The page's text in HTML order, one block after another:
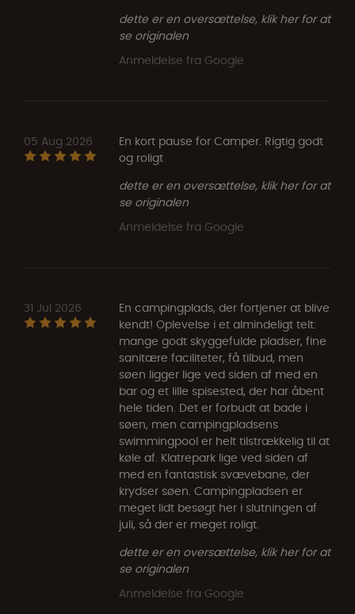
dette er en oversættelse, klik her for at
se originalen
Anmeldelse fra Google
05 Aug 2026
En kort pause for Camper. Rigtig godt
og roligt
dette er en oversættelse, klik her for at
se originalen
Anmeldelse fra Google
31 Jul 2026
En campingplads, der fortjener at blive
kendt! Oplevelse i et almindeligt telt:
mange godt skyggefulde pladser, fine
sanitære faciliteter, få tilbud, men
søen ligger lige ved siden af med en
bar og et lille spisested, der har åbent
hele tiden. Det er forbudt at bade i
søen, men campingpladsens
swimmingpool er helt tilstrækkelig til at
køle af. Klatrepark lige ved siden af
med en fantastisk svævebane, der
krydser søen. Campingpladsen er
meget lidt besøgt her i slutningen af
juli, så der er meget roligt.
dette er en oversættelse, klik her for at
se originalen
Anmeldelse fra Google